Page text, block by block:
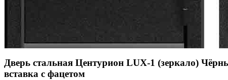
Дверь стальная Центурион LUX-1 (зеркало)
вставка с фацетом